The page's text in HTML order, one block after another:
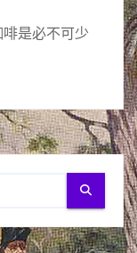
是必不可少